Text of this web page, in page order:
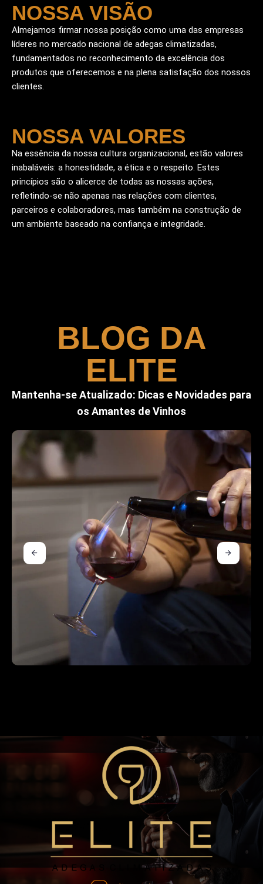
NOSSA VISÃO
Almejamos firmar nossa posição como uma das empresas
líderes no mercado nacional de adegas climatizadas,
fundamentados no reconhecimento da excelência dos
produtos que oferecemos e na plena satisfação dos nossos
clientes.
NOSSA VALORES
Na essência da nossa cultura organizacional, estão valores
inabaláveis: a honestidade, a ética e o respeito. Estes
princípios são o alicerce de todas as nossas ações,
refletindo-se não apenas nas relações com clientes,
parceiros e colaboradores, mas também na construção de
um ambiente baseado na confiança e integridade.
BLOG DA
ELITE
Mantenha-se Atualizado: Dicas e Novidades para
os Amantes de Vinhos
A Importância da Temperatura